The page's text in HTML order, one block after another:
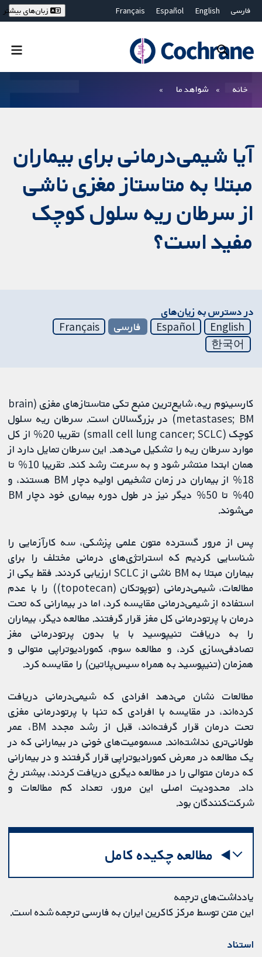
فارسی English
Español
Français
Bahasa Malaysia
ไทย
繁體中文
زبان‌های بیشتر
خانه شواهد ما
آیا شیمی‌درمانی برای بیماران
مبتلا به متاستاز مغزی ناشی
از سرطان ریه سلول کوچک
مفید است؟
در دسترس به زیان‌های
English
Español فارسی
Français
한국어
کارسینوم ریه، شایع‌ترین منبع تکی متاستازهای مغزی (brain
metastases; BM) در بزرگسالان است. سرطان ریه سلول
کوچک (small cell lung cancer; SCLC) تقریبا 20% از کل
موارد سرطان ریه را تشکیل می‌دهد. این سرطان تمایل دارد از
همان ابتدا منتشر شود و به سرعت رشد کند. تقریبا 10% تا
18% از بیماران در زمان تشخیص اولیه دچار BM هستند، و
40% تا 50% دیگر نیز در طول دوره بیماری خود دچار BM
می‌شوند.
پس از مرور گسترده متون علمی پزشکی، سه کارآزمایی را
شناسایی کردیم که استراتژی‌های درمانی مختلف را برای
بیماران مبتلا به BM ناشی از SCLC ارزیابی ‌کردند. فقط یکی از
مطالعات، شیمی‌درمانی (توپوتکان (topotecan)) را با عدم
استفاده از شیمی‌درمانی مقایسه کرد، اما در بیمارانی که تحت
درمان با پرتودرمانی کل مغز قرار گرفتند. مطالعه دیگر، بیماران
را به دریافت تنیپوسید با یا بدون پرتودرمانی مغز
تصادفی‌سازی کرد، و مطالعه سوم، کمورادیوتراپی متوالی و
همزمان (تنیپوسید به همراه سیس‌پلاتین) را مقایسه کرد.
مطالعات نشان می‌دهد افرادی که شیمی‌درمانی دریافت
کرده‌اند، در مقایسه با افرادی که تنها با پرتودرمانی مغزی
تحت درمان قرار گرفته‌اند، قبل از رشد مجدد BM، عمر
طولانی‌تری نداشته‌اند. مسمومیت‌های خونی در بیمارانی که در
یک مطالعه در معرض کمورادیوتراپی قرار گرفتند و در بیمارانی
که درمان متوالی را در مطالعه دیگری دریافت کردند، بیشتر رخ
داد. محدودیت اصلی این مرور، تعداد کم مطالعات و
شرکت‌کنندگان بود.
مطالعه چکیده کامل
یادداشت‌های ترجمه
این متن توسط مرکز کاکرین ایران به فارسی ترجمه شده است.
استناد